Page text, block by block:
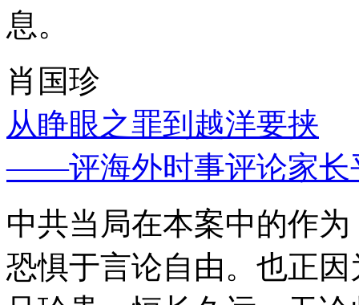
息。
肖国珍
从睁眼之罪到越洋要挟
——评海外时事评论家长
中共当局在本案中的作
恐惧于言论自由。也正